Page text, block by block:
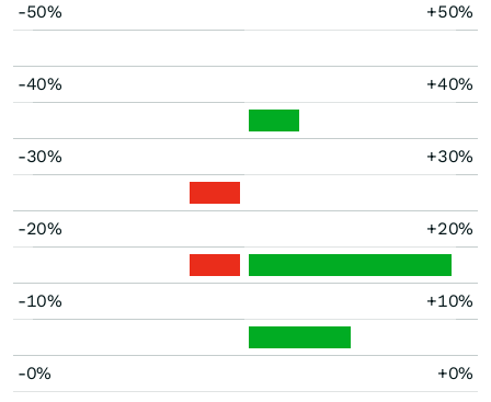
-50% +50%
-40% +40%
-30% +30%
-20% +20%
-10% +10%
-0% +0%